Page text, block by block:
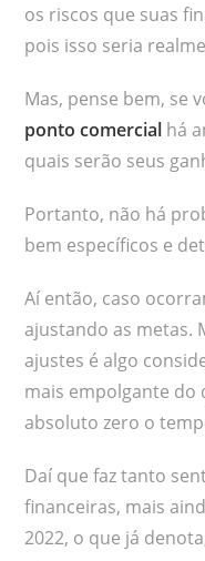
os riscos que suas
pois isso seria
Mas, pense bem, se
ponto comercial há
quais serão seus
Portanto, não há
bem específicos e
Aí então, caso
ajustando as metas.
ajustes é algo
mais empolgante do
absoluto zero o
Daí que faz tanto
financeiras, mais
2022, o que já